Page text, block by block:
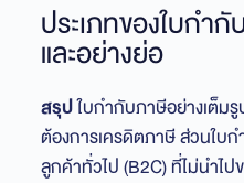
ประเภทของใบกำ
และอย่างย่อ
สรุปใบกำกับภาษีอย่างเต็ม
ต้องการเครดิตภาษี ส่วนใบ
ลูกค้าทั่วไป (B2C) ที่ไม่นำไป